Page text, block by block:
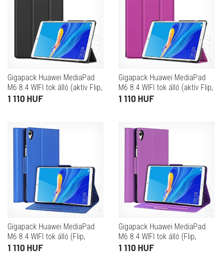
Gigapack Huawei MediaPad
M6 8.4 WIFI tok álló (aktív Flip,
oldalra nyíló, TRIFOLD asztali
1 110 HUF
Gigapack Huawei MediaPad
M6 8.4 WIFI tok álló (aktív Flip,
oldalra nyíló, TRIFOLD asztali
1 110 HUF
Gigapack Huawei MediaPad
M6 8.4 WIFI tok álló (Flip,
oldalra nyíló, karbon minta)
1 110 HUF
Gigapack Huawei MediaPad
M6 8.4 WIFI tok álló (Flip,
oldalra nyíló, karbon minta) lila
1 110 HUF